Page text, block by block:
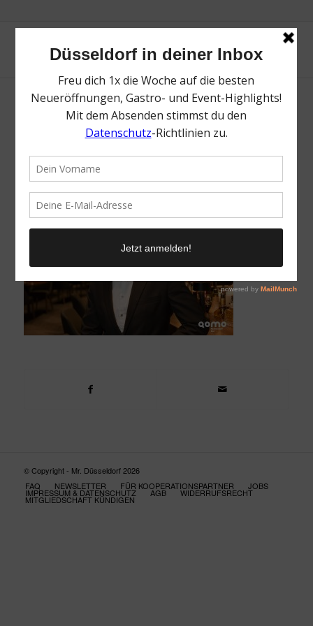
Georgios Kyriakis | Restaurant General
© Copyright - Mr. Düsseldorf 2026
FAQ
NEWSLETTER FÜR KOOPERATIONSPARTNER JOBS
IMPRESSUM & DATENSCHUTZ AGB WIDERRUFSRECHT
MITGLIEDSCHAFT KÜNDIGEN